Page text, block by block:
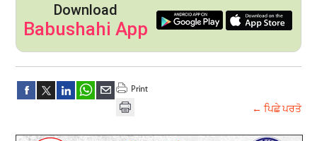
Download
Babushahi App
← ਪਿਛੇ ਪਰਤੋ